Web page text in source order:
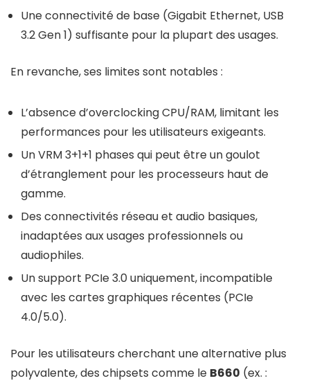
Une connectivité de base (Gigabit Ethernet, USB
3.2 Gen 1) suffisante pour la plupart des usages.
En revanche, ses limites sont notables :
L’absence d’overclocking CPU/RAM, limitant les
performances pour les utilisateurs exigeants.
Un VRM 3+1+1 phases qui peut être un goulot
d’étranglement pour les processeurs haut de
gamme.
Des connectivités réseau et audio basiques,
inadaptées aux usages professionnels ou
audiophiles.
Un support PCIe 3.0 uniquement, incompatible
avec les cartes graphiques récentes (PCIe
4.0/5.0).
Pour les utilisateurs cherchant une alternative plus
polyvalente, des chipsets comme le B660 (ex. :